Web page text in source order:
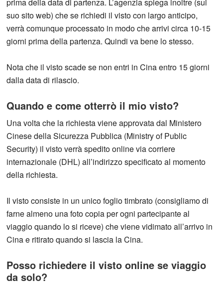
suo sito web) che se richiedi il visto con largo anticipo,
verrà comunque processato in modo che arrivi circa 10-15
giorni prima della partenza. Quindi va bene lo stesso.
Nota che il visto scade se non entri in Cina entro 15 giorni
dalla data di rilascio.
Quando e come otterrò il mio visto?
Una volta che la richiesta viene approvata dal Ministero
Cinese della Sicurezza Pubblica (Ministry of Public
Security) il visto verrà spedito online via corriere
internazionale (DHL) all’indirizzo specificato al momento
della richiesta.
Il visto consiste in un unico foglio timbrato (consigliamo di
farne almeno una foto copia per ogni partecipante al
viaggio quando lo si riceve) che viene vidimato all’arrivo in
Cina e ritirato quando si lascia la Cina.
Posso richiedere il visto online se viaggio
da solo?